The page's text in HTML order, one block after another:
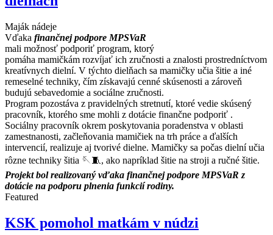
Maják nádeje
Vďaka finančnej podpore MPSVaR
mali možnosť podporiť program, ktorý
pomáha mamičkám rozvíjať ich zručnosti a znalosti prostredníctvom
kreatívnych dielní. V týchto dielňach sa mamičky učia šitie a iné
remeselné techniky, čím získavajú cenné skúsenosti a zároveň
budujú sebavedomie a sociálne zručnosti.
Program pozostáva z pravidelných stretnutí, ktoré vedie skúsený
pracovník, ktorého sme mohli z dotácie finančne podporiť .
Sociálny pracovník okrem poskytovania poradenstva v oblasti
zamestnanosti, začleňovania mamičiek na trh práce a ďalších
intervencií, realizuje aj tvorivé dielne. Mamičky sa počas dielní učia
rôzne techniky šitia 🪡🧵, ako napríklad šitie na stroji a ručné šitie.
Projekt bol realizovaný vďaka finančnej podpore MPSVaR z
dotácie na podporu plnenia funkcií rodiny.
Featured
KSK pomohol matkám v núdzi